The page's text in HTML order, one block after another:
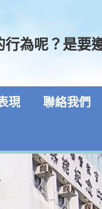
為呢？是要
現 聯絡我們